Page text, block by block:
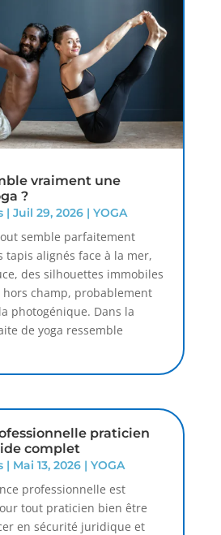
vraiment une
?
| Juil 29, 2026| YOGA
semble parfaitement
tapis alignés face à la mer,
des silhouettes immobiles
champ, probablement
photogénique. Dans la
de yoga ressemble
praticien
complet
| Mai 13, 2026| YOGA
professionnelle est
tout praticien bien être
en sécurité juridique et